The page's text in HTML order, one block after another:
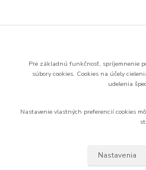
Pre základnú funkčnosť, spríjemnenie
súbory cookies. Cookies na účely
udelenia
Nastavenie vlastných preferencií cookies
Nastavenia